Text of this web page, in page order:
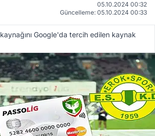
05.10.2024 00:32
Güncelleme: 05.10.2024 00:33
kaynağını Google'da tercih edilen kaynak